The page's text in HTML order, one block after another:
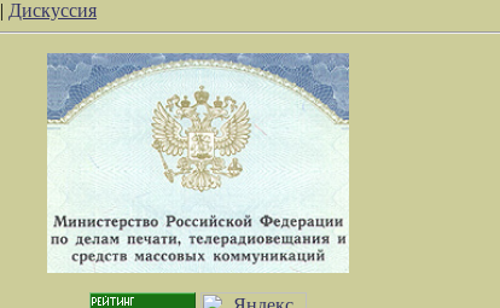
| Дискуссия